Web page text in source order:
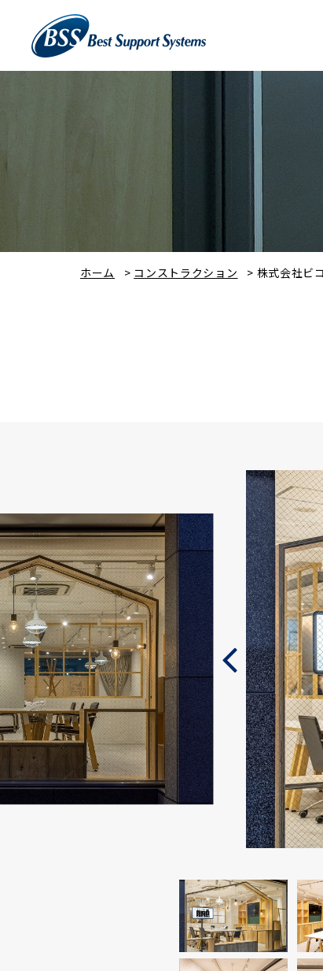
ホーム > コンストラクション > 株式会社ビ